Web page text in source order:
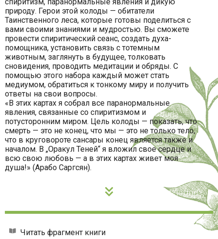
природу. Герои этой колоды — обитатели
Таинственного леса, которые готовы поделиться с
вами своими знаниями и мудростью. Вы сможете
провести спиритический сеанс, создать духа-
помощника, установить связь с тотемным
животным, заглянуть в будущее, толковать
сновидения, проводить медитации и обряды. С
помощью этого набора каждый может стать
медиумом, обратиться к тонкому миру и получить
ответы на свои вопросы.
«В этих картах я собрал все паранормальные
явления, связанные со спиритизмом и
потусторонним миром. Цель колоды — показать, что
смерть — это не конец, что мы — это не только тело,
что в круговороте сансары конец является также и
началом. В „Оракул Теней“ я вложил свое сердце и
всю свою любовь — а в этих картах живет моя
душа!» (Арабо Саргсян).
Читать фрагмент книги